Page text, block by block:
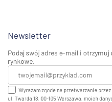
Newsletter
Podaj swój adres e-mail i
rynkowe.
Wyrażam zgodę na przetwarzanie
ul. Twarda 18, 00-105 Warszawa, moich